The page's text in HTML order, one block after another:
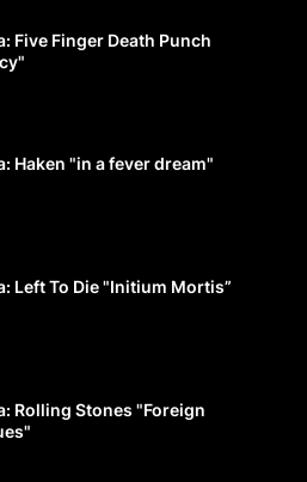
Five Finger Death Punch
Haken "in a fever dream"
Left To Die "Initium Mortis”
Rolling Stones "Foreign